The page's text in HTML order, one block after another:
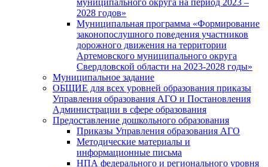
муниципального округа на период 2023 –
2028 годов»
Муниципальная программа «Формирование
законопослушного поведения участников
дорожного движения на территории
Артемовского муниципального округа
Свердловской области на 2023-2028 годы»
Муниципальное задание
ОБЩИЕ для всех уровней образования приказы
Управления образования АГО и Постановления
Администрации в сфере образования
Предоставление дошкольного образования
Приказы Управления образования АГО
Методические материалы и
информационные письма
НПА федерального и регионального уровня